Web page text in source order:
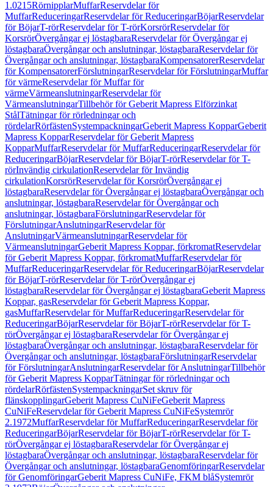
1.0215RörnipplarMuffarReservdelar för
MuffarReduceringarReservdelar för ReduceringarBöjarReservdelar
för BöjarT-rörReservdelar för T-rörKorsrörReservdelar för
KorsrörÖvergångar ej löstagbaraReservdelar för Övergångar ej
löstagbaraÖvergångar och anslutningar, löstagbaraReservdelar för
Övergångar och anslutningar, löstagbaraKompensatorerReservdelar
för KompensatorerFörslutningarReservdelar för FörslutningarMuffar
för värmeReservdelar för Muffar för
värmeVärmeanslutningarReservdelar för
VärmeanslutningarTillbehör för Geberit Mapress Elförzinkat
StålTätningar för rörledningar och
rördelarRörfästenSystempackningarGeberit Mapress KopparGeberit
Mapress KopparReservdelar för Geberit Mapress
KopparMuffarReservdelar för MuffarReduceringarReservdelar för
ReduceringarBöjarReservdelar för BöjarT-rörReservdelar för T-
rörInvändig cirkulationReservdelar för Invändig
cirkulationKorsrörReservdelar för KorsrörÖvergångar ej
löstagbaraReservdelar för Övergångar ej löstagbaraÖvergångar och
anslutningar, löstagbaraReservdelar för Övergångar och
anslutningar, löstagbaraFörslutningarReservdelar för
FörslutningarAnslutningarReservdelar för
AnslutningarVärmeanslutningarReservdelar för
VärmeanslutningarGeberit Mapress Koppar, förkromatReservdelar
för Geberit Mapress Koppar, förkromatMuffarReservdelar för
MuffarReduceringarReservdelar för ReduceringarBöjarReservdelar
för BöjarT-rörReservdelar för T-rörÖvergångar ej
löstagbaraReservdelar för Övergångar ej löstagbaraGeberit Mapress
Koppar, gasReservdelar för Geberit Mapress Koppar,
gasMuffarReservdelar för MuffarReduceringarReservdelar för
ReduceringarBöjarReservdelar för BöjarT-rörReservdelar för T-
rörÖvergångar ej löstagbaraReservdelar för Övergångar ej
löstagbaraÖvergångar och anslutningar, löstagbaraReservdelar för
Övergångar och anslutningar, löstagbaraFörslutningarReservdelar
för FörslutningarAnslutningarReservdelar för AnslutningarTillbehör
för Geberit Mapress KopparTätningar för rörledningar och
rördelarRörfästenSystempackningarSet skruv för
flänskopplingarGeberit Mapress CuNiFeGeberit Mapress
CuNiFeReservdelar för Geberit Mapress CuNiFeSystemrör
2.1972MuffarReservdelar för MuffarReduceringarReservdelar för
ReduceringarBöjarReservdelar för BöjarT-rörReservdelar för T-
rörÖvergångar ej löstagbaraReservdelar för Övergångar ej
löstagbaraÖvergångar och anslutningar, löstagbaraReservdelar för
Övergångar och anslutningar, löstagbaraGenomföringarReservdelar
för GenomföringarGeberit Mapress CuNiFe, FKM blåSystemrör